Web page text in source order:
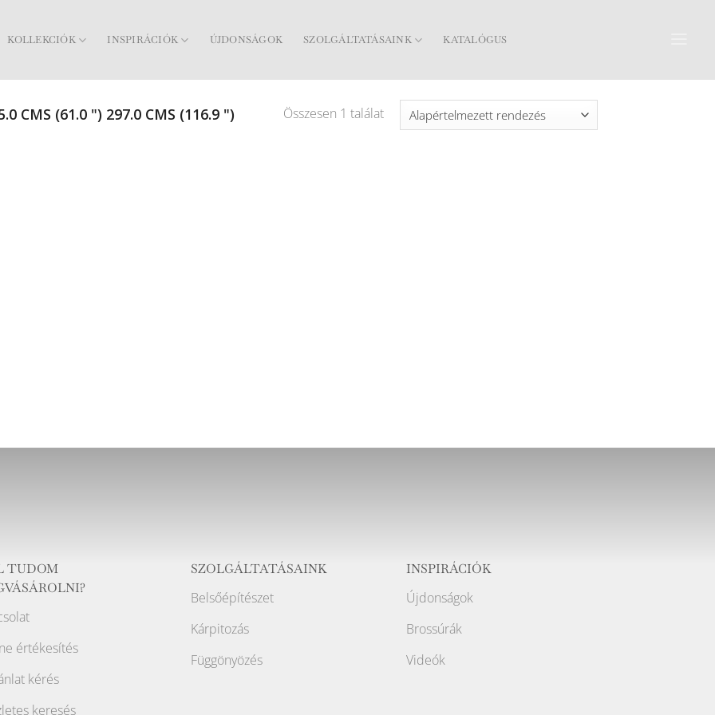
KOLLEKCIÓK INSPIRÁCIÓK ÚJDONSÁGOK SZOLGÁLTATÁSAINK KATALÓGUS
CMS (61.0 ") 297.0 CMS (116.9 ") Összesen 1 találat
TUDOM
értékesítés
kérés
keresés
SZOLGÁLTATÁSAINK
Belsőépítészet
Kárpitozás
Függönyözés
INSPIRÁCIÓK
Újdonságok
Brossúrák
Videók